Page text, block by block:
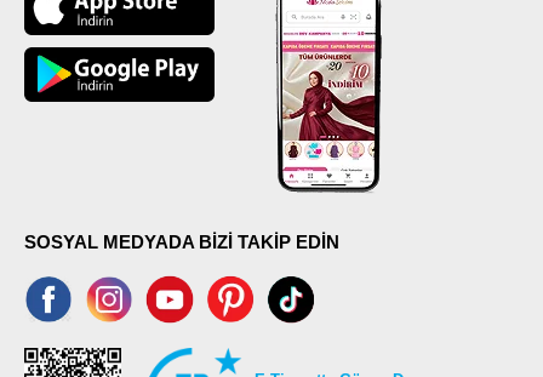
SOSYAL MEDYADA BİZİ TAKİP EDİN